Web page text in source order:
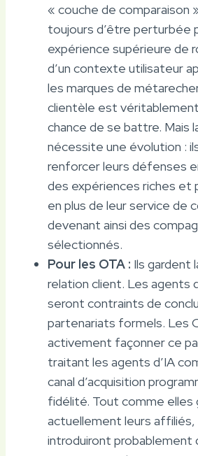
« couche de comparaison
toujours d’être perturbée
expérience supérieure de
d’un contexte utilisateur
les marques de
clientèle est
chance de se battre. Mais
nécessite une évolution :
renforcer leurs défenses
des expériences riches et
en plus de leur service de
devenant ainsi des
sélectionnés.
Pour les OTA : Ils gardent
relation client. Les agents
seront contraints de
partenariats formels. Les
activement façonner ce
traitant les agents d’IA
canal d’acquisition
fidélité. Tout comme elles
actuellement leurs affiliés,
introduiront probablement